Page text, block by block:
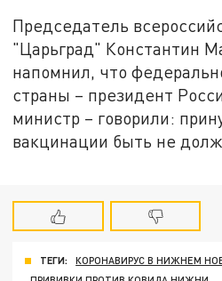
Председатель
"Царьград" Константин
напомнил, что
страны – президент
министр – говорили:
вакцинации быть не
ТЕГИ:
КОРОНАВИРУС В НИЖНЕМ